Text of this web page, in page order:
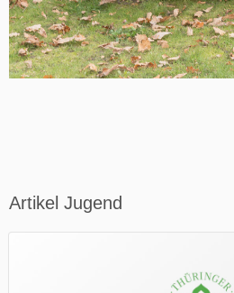
Artikel Jugend